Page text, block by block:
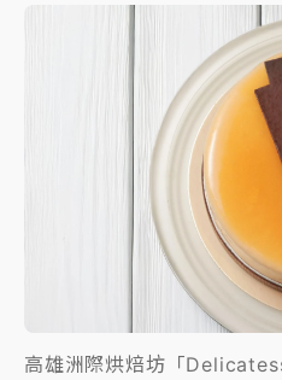
高雄洲際烘焙坊「